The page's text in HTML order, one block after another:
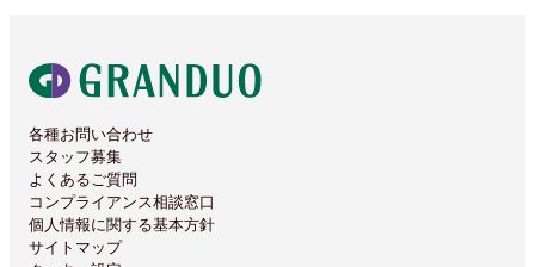
各種お問い合わせ
スタッフ募集
よくあるご質問
コンプライアンス相談窓口
個人情報に関する基本方針
サイトマップ